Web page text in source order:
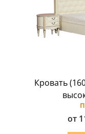
Кровать
от